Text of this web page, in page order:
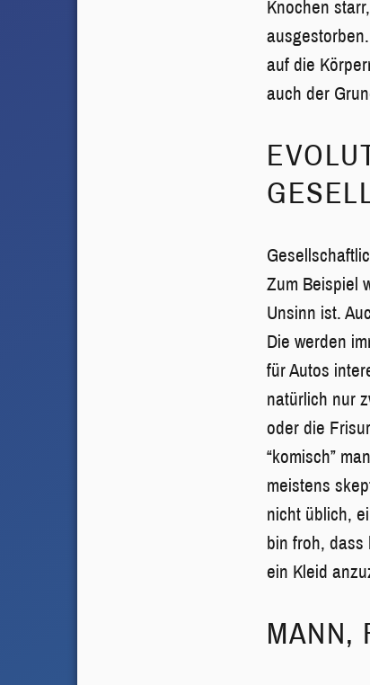
Knochen
auf die
auch der
Zum Beispiel
Unsinn ist.
Die werden
für Autos
natürlich nur
oder die
“komisch”
meistens
nicht üblich,
bin froh,
ein Kleid
MANN,